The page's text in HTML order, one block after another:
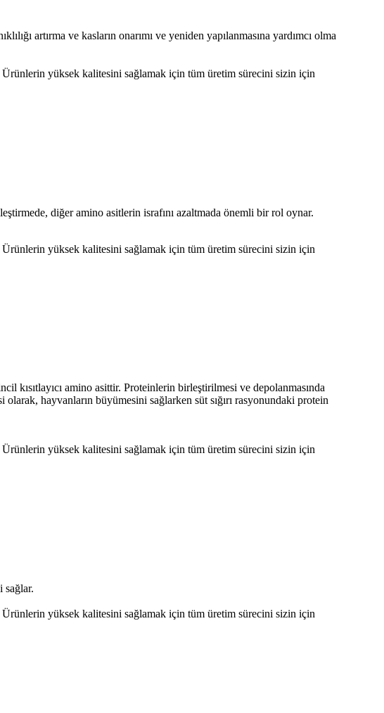
artırma ve kasların onarımı ve yeniden yapılanmasına yardımcı olma
yüksek kalitesini sağlamak için tüm üretim sürecini sizin için
diğer amino asitlerin israfını azaltmada önemli bir rol oynar.
yüksek kalitesini sağlamak için tüm üretim sürecini sizin için
kısıtlayıcı amino asittir. Proteinlerin birleştirilmesi ve depolanmasında
hayvanların büyümesini sağlarken süt sığırı rasyonundaki protein
yüksek kalitesini sağlamak için tüm üretim sürecini sizin için
sağlar.
yüksek kalitesini sağlamak için tüm üretim sürecini sizin için